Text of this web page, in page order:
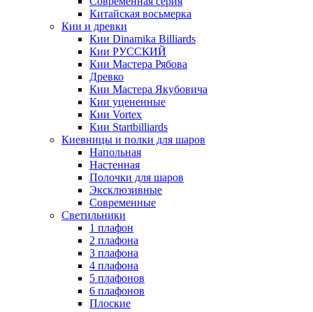
Китайская восьмерка
Кии и древки
Кии Dinamika Billiards
Кии РУССКИЙ
Кии Мастера Рябова
Древко
Кии Мастера Якубовича
Кии уцененные
Кии Vortex
Кии Startbilliards
Киевницы и полки для шаров
Напольная
Настенная
Полочки для шаров
Эксклюзивные
Современные
Светильники
1 плафон
2 плафона
3 плафона
4 плафона
5 плафонов
6 плафонов
Плоские